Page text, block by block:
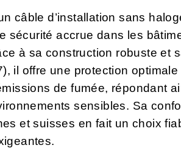
câble d’installation sans
sécurité accrue dans les
à sa construction robuste et
il offre une protection
de fumée, répondant
sensibles. Sa
et suisses en fait un choix